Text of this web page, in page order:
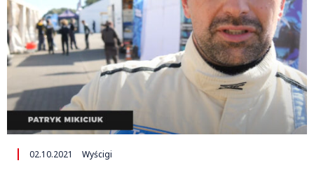
02.10.2021 Wyścigi